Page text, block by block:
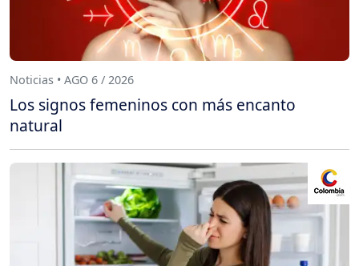
Noticias • AGO 6 / 2026
Los signos femeninos con más encanto
natural